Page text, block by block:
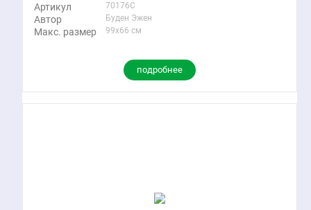
Артикул 70176C
Автор Буден Эжен
Макс. размер 99x66 см
подробнее